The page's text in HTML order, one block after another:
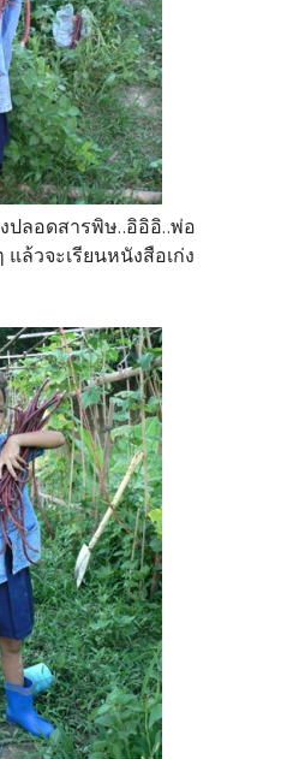
ปลอดสารพิษ..อิอิอิ..พ่อ
ล้วจะเรียนหนังสือเก่ง